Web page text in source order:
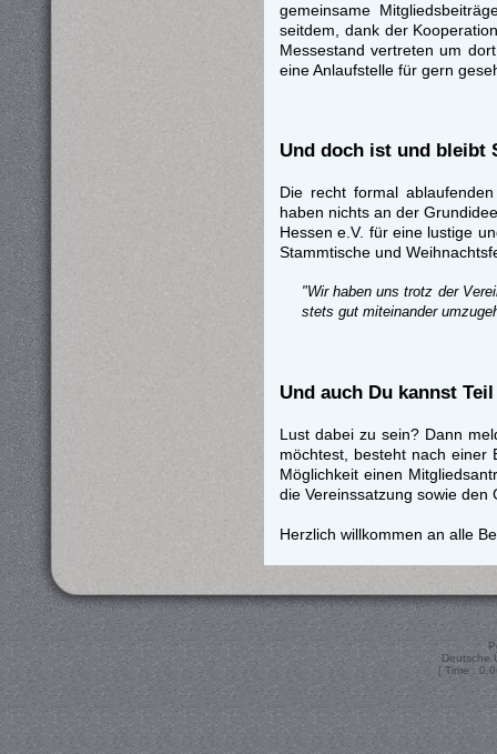
gemeinsame
seitdem, dank der
Messestand vertreten um
eine Anlaufstelle für gern
Und doch ist und bleibt
Die recht formal
haben nichts an der
Hessen e.V. für eine lustige
Stammtische und
"Wir haben uns trotz der
stets gut miteinander
Und auch Du kannst
Lust dabei zu sein? Dann
möchtest, besteht nach einer
Möglichkeit einen
die Vereinssatzung sowie den
Herzlich willkommen an alle
Deutsche
[ Time :